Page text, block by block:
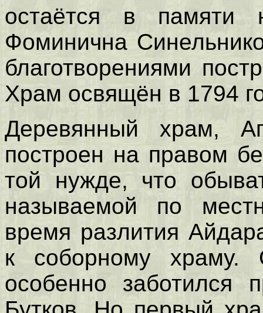
остаётся в памяти
Фоминична
благотворениями
Храм освящён в 1794
Деревянный храм,
построен на правом
той нужде, что
называемой по
время разлития
к соборному храму.
особенно заботился